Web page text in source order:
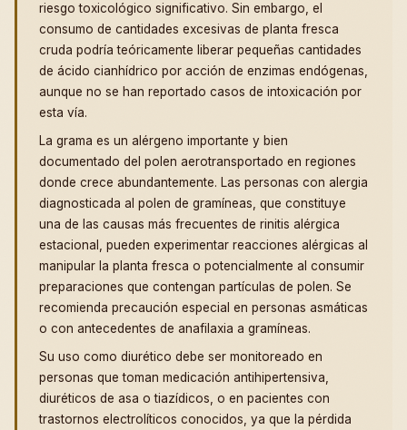
riesgo toxicológico significativo. Sin embargo, el
consumo de cantidades excesivas de planta fresca
cruda podría teóricamente liberar pequeñas cantidades
de ácido cianhídrico por acción de enzimas endógenas,
aunque no se han reportado casos de intoxicación por
esta vía.
La grama es un alérgeno importante y bien
documentado del polen aerotransportado en regiones
donde crece abundantemente. Las personas con alergia
diagnosticada al polen de gramíneas, que constituye
una de las causas más frecuentes de rinitis alérgica
estacional, pueden experimentar reacciones alérgicas al
manipular la planta fresca o potencialmente al consumir
preparaciones que contengan partículas de polen. Se
recomienda precaución especial en personas asmáticas
o con antecedentes de anafilaxia a gramíneas.
Su uso como diurético debe ser monitoreado en
personas que toman medicación antihipertensiva,
diuréticos de asa o tiazídicos, o en pacientes con
trastornos electrolíticos conocidos, ya que la pérdida